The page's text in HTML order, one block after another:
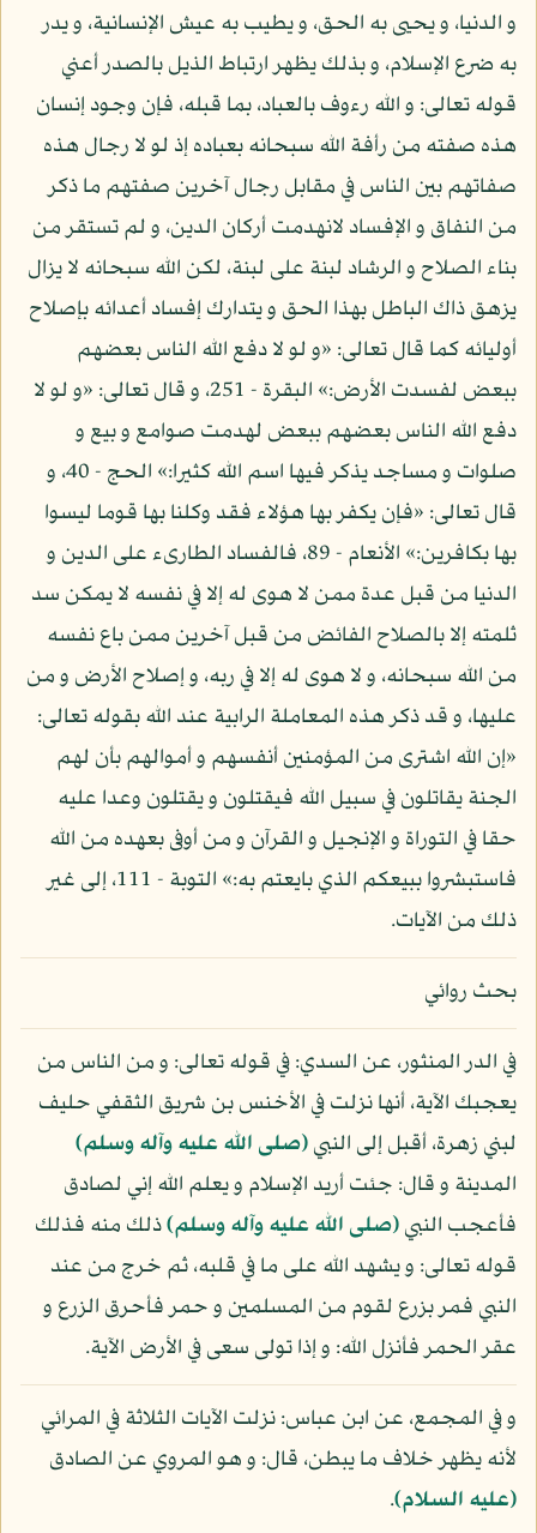
و الدنيا، و يحيى به الحق، و يطيب به عيش الإنسانية، و يدر
به ضرع الإسلام، و بذلك يظهر ارتباط الذيل بالصدر أعني
قوله تعالى: و الله رءوف بالعباد، بما قبله، فإن وجود إنسان
هذه صفته من رأفة الله سبحانه بعباده إذ لو لا رجال هذه
صفاتهم بين الناس في مقابل رجال آخرين صفتهم ما ذكر
من النفاق و الإفساد لانهدمت أركان الدين، و لم تستقر من
بناء الصلاح و الرشاد لبنة على لبنة، لكن الله سبحانه لا يزال
يزهق ذاك الباطل بهذا الحق و يتدارك إفساد أعدائه بإصلاح
أوليائه كما قال تعالى: «و لو لا دفع الله الناس بعضهم
ببعض لفسدت الأرض:» البقرة - 251، و قال تعالى: «و لو لا
دفع الله الناس بعضهم ببعض لهدمت صوامع و بيع و
صلوات و مساجد يذكر فيها اسم الله كثيرا:» الحج - 40، و
قال تعالى: «فإن يكفر بها هؤلاء فقد وكلنا بها قوما ليسوا
بها بكافرين:» الأنعام - 89، فالفساد الطارىء على الدين و
الدنيا من قبل عدة ممن لا هوى له إلا في نفسه لا يمكن سد
ثلمته إلا بالصلاح الفائض من قبل آخرين ممن باع نفسه
من الله سبحانه، و لا هوى له إلا في ربه، و إصلاح الأرض و من
عليها، و قد ذكر هذه المعاملة الرابية عند الله بقوله تعالى:
«إن الله اشترى من المؤمنين أنفسهم و أموالهم بأن لهم
الجنة يقاتلون في سبيل الله فيقتلون و يقتلون وعدا عليه
حقا في التوراة و الإنجيل و القرآن و من أوفى بعهده من الله
فاستبشروا ببيعكم الذي بايعتم به:» التوبة - 111، إلى غير
ذلك من الآيات.
بحث روائي
في الدر المنثور، عن السدي: في قوله تعالى: و من الناس من
يعجبك الآية، أنها نزلت في الأخنس بن شريق الثقفي حليف
لبني زهرة، أقبل إلى النبي(صلى الله عليه وآله وسلم)
المدينة و قال: جئت أريد الإسلام و يعلم الله إني لصادق
فأعجب النبي(صلى الله عليه وآله وسلم)ذلك منه فذلك
قوله تعالى: و يشهد الله على ما في قلبه، ثم خرج من عند
النبي فمر بزرع لقوم من المسلمين و حمر فأحرق الزرع و
عقر الحمر فأنزل الله: و إذا تولى سعى في الأرض الآية.
و في المجمع، عن ابن عباس: نزلت الآيات الثلاثة في المرائي
لأنه يظهر خلاف ما يبطن، قال: و هو المروي عن الصادق
(عليه السلام).